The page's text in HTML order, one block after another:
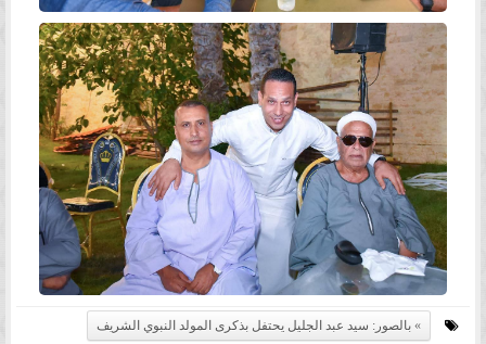
بالصور: سيد عبد الجليل يحتفل بذكرى المولد النبوي الشريف